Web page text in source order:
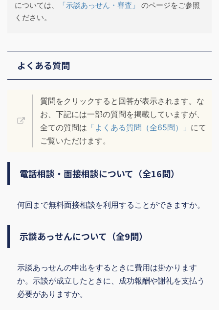
については、
「示談あっせん・審査」
のページをご参照
ください。
よくある質問
質問をクリックすると回答が表示されます。な
お、下記には一部の質問を掲載していますが、
全ての質問は 「よくある質問（全65問）」 にて
ご覧いただけます。
電話相談・面接相談について（全16問）
何回まで無料面接相談を利用することができますか。
示談あっせんについて（全9問）
示談あっせんの申出をするときに費用は掛かります
か。示談が成立したときに、成功報酬や謝礼を支払う
必要がありますか。